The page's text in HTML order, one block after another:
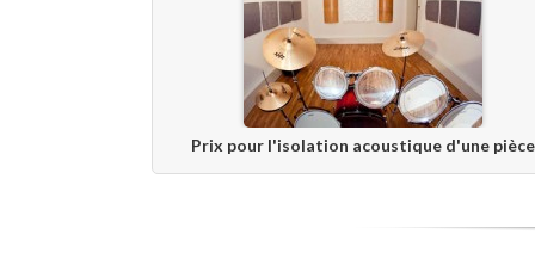
Prix pour l'isolation acoustique d'une pièce